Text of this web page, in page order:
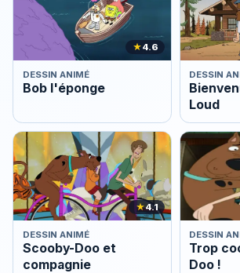
★4.6
DESSIN ANIMÉ
Bob l'éponge
DESSIN
Loud
★4.1
DESSIN ANIMÉ
Scooby-Doo et
compagnie
DESSIN
Trop
Doo !